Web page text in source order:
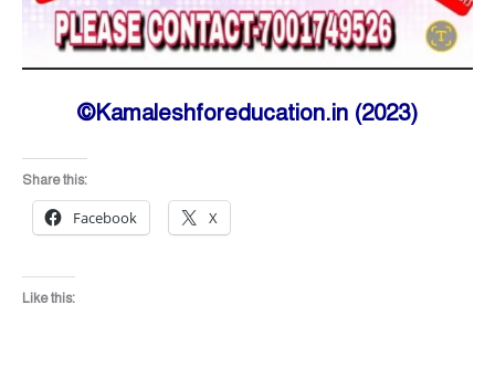
©Kamaleshforeducation.in (2023)
Share this:
Facebook X
Like this: